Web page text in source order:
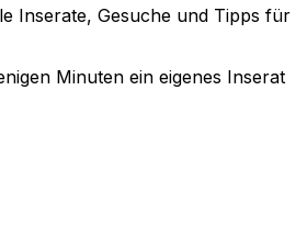
Inserate, Gesuche und Tipps für
Minuten ein eigenes Inserat